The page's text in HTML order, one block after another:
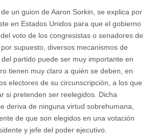
un guion de Aaron Sorkin, se explica por
en Estados Unidos para que el gobierno
voto de los congresistas o senadores de
supuesto, diversos mecanismos de
partido puede ser muy importante en
tienen muy claro a quién se deben, en
electores de su circunscripción, a los que
si pretenden ser reelegidos. Dicha
deriva de ninguna virtud sobrehumana,
de que son elegidos en una votación
y jefe del poder ejecutivo.